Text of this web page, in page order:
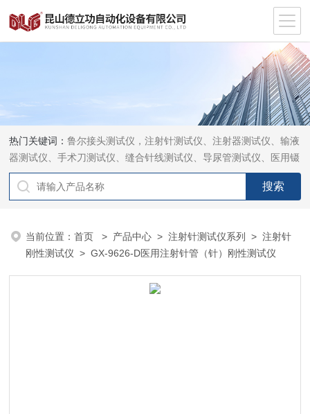
热门关键词：鲁尔接头测试仪，注射针测试仪、注射器测试仪、输液
器测试仪、手术刀测试仪、缝合针线测试仪、导尿管测试仪、医用镊
钳测试仪、导引管导丝测试仪、针灸针测试仪、留置针测试仪
当前位置：首页 > 产品中心 >注射针测试仪系列 >注射针
刚性测试仪 > GX-9626-D医用注射针管（针）刚性测试仪